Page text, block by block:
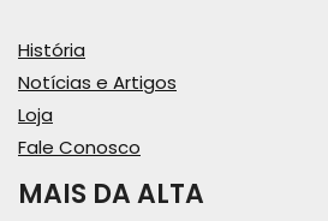
História
Notícias e Artigos
Loja
Fale Conosco
MAIS DA ALTA